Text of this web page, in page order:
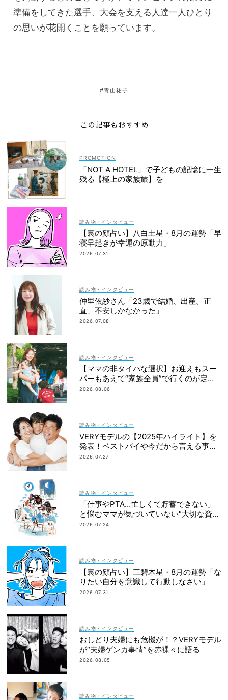
準備をしてきた選手、 大会を支える人達一人ひとり
の思いが花開くことを願っています。
#青山祐子
この記事もおすすめ
「NOT A HOTEL」で子どもの記憶に一生
残る【極上の家族旅】を
読み物・インタビュー
【裏の顔占い】八白土星・8月の運勢「早
寝早起きが幸運の原動力」
2026.07.31
読み物・インタビュー
仲里依紗さん「23歳で結婚、出産。正
直、不安しかなかった」
2026.07.08
読み物・インタビュー
【ママの非タイパな選択】お迎えもスー
パーもあえて“家族全員”で行くのが定
番！
2026.08.06
読み物・インタビュー
VERYモデルの【2025年ハイライト】を
発表！ベストバイや今だから言える事件
簿も大公開
2026.07.27
読み物・インタビュー
「仕事やPTA…忙しくて貯蓄できない」
と悩むママが気づいていない“大切な資
産”って？
2026.07.24
読み物・インタビュー
【裏の顔占い】三碧木星・8月の運勢「な
りたい自分を意識して行動しなさい」
2026.07.31
読み物・インタビュー
おしどり夫婦にも危機が！？VERYモデル
が“夫婦ゲンカ事情”を赤裸々に語る
2026.08.05
読み物・インタビュー